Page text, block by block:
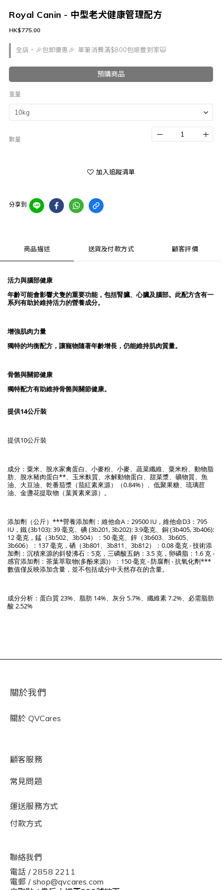
Royal Canin - 中型老犬健康管理配方
全店，🎉包郵優惠🎉: 單筆消費滿$800包順豐到家🙀
HK$775.00
預購商品
重量
數量
加入追蹤清單
分享到
商品描述 送貨及付款方式 顧客評價
活力與腦部健康
年齡可能會影響犬隻的重要功能，包括腎臟、心臟及腦部。此配方含有一
系列有助於維持活力的營養成分。
增強肌肉力量
獨特的均衡配方，讓寵物隨著年齡增長，仍能維持肌肉質量。
骨骼與關節健康
獨特配方有助維持骨骼與關節健康。
提供14公斤裝
提供10公斤裝
成分：粟米、脫水家禽蛋白、小麥粉、小麥、蔬菜纖維、粟米粉、動物脂
肪、脫水豬肉蛋白**、玉米麩質、水解動物蛋白、甜菜漿、礦物質、魚
油、大豆油、乾番茄漿（茄紅素來源）（0.84%）、低聚果糖、琉璃苣
油、金盞花提取物（葉黃素來源）。
添加劑（公斤）***營養添加劑：維他命A：29500 IU，維他命D3：795
IU，鐵 (3b103): 39 毫克、碘 (3b201, 3b202): 3.9毫克、銅 (3b405, 3b406):
12 毫克，錳（3b502、3b504）：50 毫克、鋅（3b603、3b605、
3b606）：137 毫克，硒（3b801、3b811、3b812）：0.08 毫克 - 技術添
加劑：沉積來源的斜發沸石：5克，三磷酸五鈉：3.5 克，卵磷脂：1.6 克 -
感官添加劑：茶葉萃取物(多酚來源)）：150 毫克 - 防腐劑 - 抗氧化劑***
數值僅反映添加含量，並不包括成分中天然存在的含量。
成分分析：蛋白質 23%、脂肪 14%、灰分 5.7%、纖維素 7.2%、必需脂肪
酸 2.52%
關於我們
關於 QVCares
顧客服務
常見問題
運送服務方式
付款方式
聯絡我們
電話 / 2858 2211
電郵 / shop@qvcares.com